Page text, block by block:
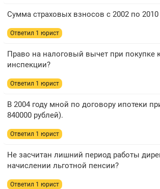
Сумма страховых взносов с 2002 по
Ответил 1 юрист
Право на налоговый вычет при покупке
инспекции?
Ответил 1 юрист
В 2004 году мной по договору ипотеки
840000 рублей).
Ответил 1 юрист
Не засчитан лишний период работы
начислении льготной пенсии?
Ответил 1 юрист